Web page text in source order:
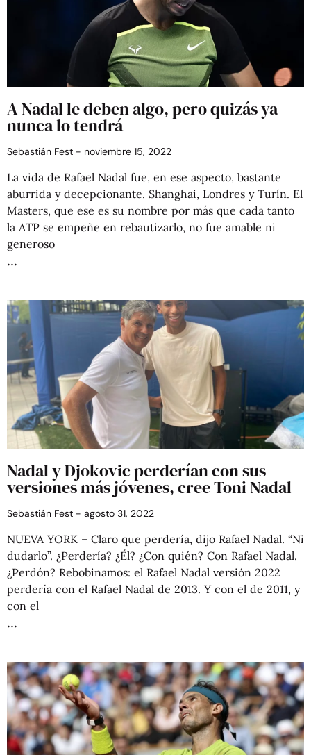
A Nadal le deben algo, pero quizás ya
nunca lo tendrá
Sebastián Fest noviembre 15, 2022
La vida de Rafael Nadal fue, en ese aspecto, bastante
aburrida y decepcionante. Shanghai, Londres y Turín. El
Masters, que ese es su nombre por más que cada tanto
la ATP se empeñe en rebautizarlo, no fue amable ni
generoso
Nadal y Djokovic perderían con sus
versiones más jóvenes, cree Toni Nadal
Sebastián Fest agosto 31, 2022
NUEVA YORK – Claro que perdería, dijo Rafael Nadal. “Ni
dudarlo”. ¿Perdería? ¿Él? ¿Con quién? Con Rafael Nadal.
¿Perdón? Rebobinamos: el Rafael Nadal versión 2022
perdería con el Rafael Nadal de 2013. Y con el de 2011, y
con el